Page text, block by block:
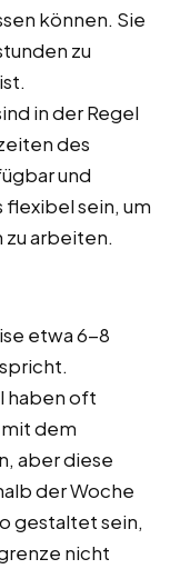
können. Sie
zu
in der Regel
des
und
flexibel sein, um
zu arbeiten.
etwa 6-8
haben oft
dem
aber diese
der Woche
gestaltet sein,
nicht